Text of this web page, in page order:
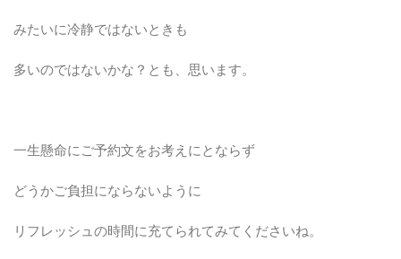
みたいに冷静ではないときも
多いのではないかな？とも、思います。
一生懸命にご予約文をお考えにとならず
どうかご負担にならないように
リフレッシュの時間に充てられてみてくださいね。